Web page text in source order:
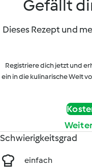
Gefällt
Dieses Rezept und
Registriere dich jetzt und
ein in die kulinarische Welt
Schwierigkeitsgrad
einfach